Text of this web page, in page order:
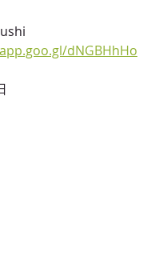
dNGBHhHo